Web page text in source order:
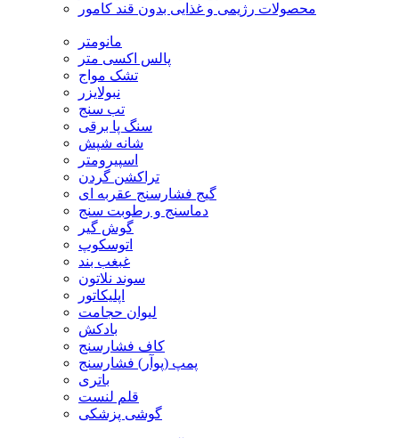
محصولات رژیمی و غذایی بدون قند کامور
مانومتر
پالس اکسی متر
تشک مواج
نبولایزر
تب سنج
سنگ پا برقی
شانه شپش
اسپیرومتر
تراکشن گردن
گیج فشارسنج عقربه ای
دماسنج و رطوبت سنج
گوش گیر
اتوسکوپ
غبغب بند
سوند نلاتون
اپلیکاتور
لیوان حجامت
بادکش
کاف فشارسنج
پمپ (پوآر) فشارسنج
باتری
قلم لنست
گوشی پزشکی